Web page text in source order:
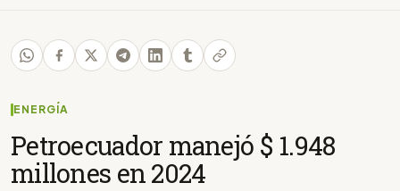
ENERGÍA
Petroecuador manejó $ 1.948
millones en 2024